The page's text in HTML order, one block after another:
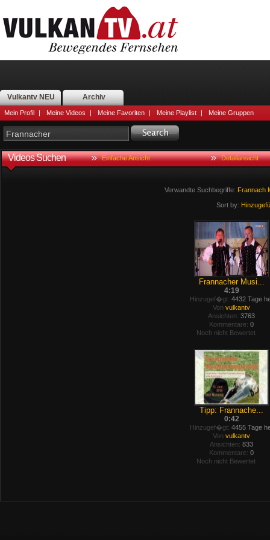
Vulkantv NEU Archiv
Mein Profil | Meine Videos | Meine Favoriten | Meine Playlist | Meine Gruppen
Videos Suchen Einfache Ansicht Detailansicht
Verwandte Suchbegriffe: Frannach
Sort by:
Frannacher Musi...
4:19
Hinzugef�gt: 4432 Tage
Von vulkantv
Ansichten: 3763
Kommentare: 0
Noch nicht Bewertet
Tipp: Frannache...
0:42
Hinzugef�gt: 4455 Tage
Von vulkantv
Ansichten: 833
Kommentare: 0
Noch nicht Bewertet